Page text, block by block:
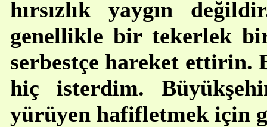
hırsızlık yaygın
genellikle bir tekerlek
serbestçe hareket ettirin.
hiç isterdim.
yürüyen hafifletmek için